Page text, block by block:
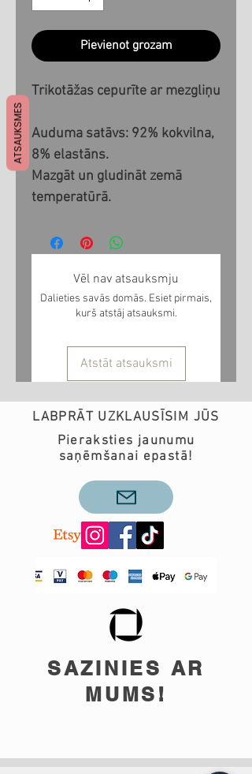
Pievienot grozam
Trikotāžas cepurīte ar mezgliņu
Auduma satāvs: 92% kokvilna,
8% elastāns.
Mazgāt un gludināt zemā
temperatūrā.
Vēl nav atsauksmju
Dalieties savās domās. Esiet pirmais,
kurš atstāj atsauksmi.
Atstāt atsauksmi
LABPRĀT UZKLAUSĪSIM JŪS
Pieraksties jaunumu
saņēmšanai epastā!
SAZINIES AR
MUMS!
ATSAUKSMES